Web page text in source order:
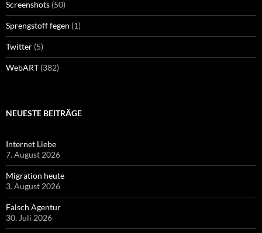
Screenshots (50)
Sprengstoff fegen (1)
Twitter (5)
WebART (382)
NEUESTE BEITRÄGE
Internet Liebe
7. August 2026
Migration heute
3. August 2026
Falsch Agentur
30. Juli 2026